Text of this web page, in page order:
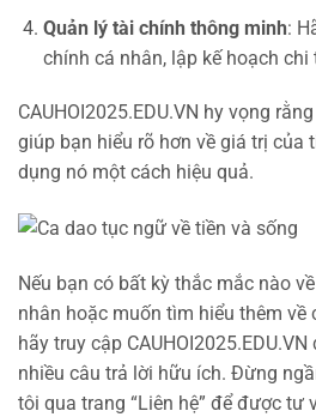
Quản lý tài chính thông minh:
chính cá nhân, lập kế hoạch
CAUHOI2025.EDU.VN hy vọng
giúp bạn hiểu rõ hơn về giá trị của
dụng nó một cách hiệu quả.
Nếu bạn có bất kỳ thắc mắc nào
nhân hoặc muốn tìm hiểu thêm về
hãy truy cập
nhiều câu trả lời hữu ích. Đừng
tôi qua trang “Liên hệ” để được tư